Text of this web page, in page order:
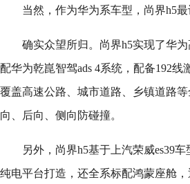
当然，作为华为系车型，尚界h5
确实众望所归。尚界h5实现了华
配华为乾崑智驾ads 4系统，配备192
覆盖高速公路、城市道路、乡镇道路
向、后向、侧向防碰撞。
另外，尚界h5基于上汽荣威es39
纯电平台打造，还全系标配鸿蒙座舱